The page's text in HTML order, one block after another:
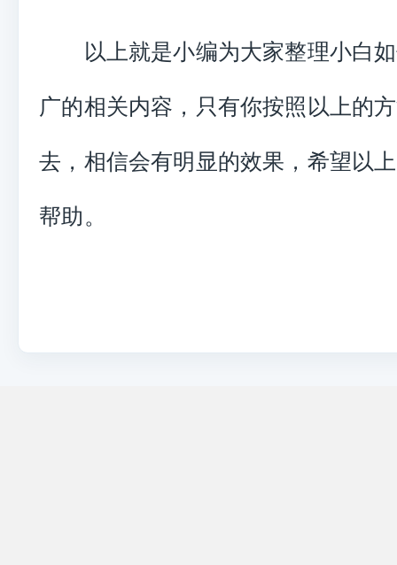
以上就是小编为大家整理小白如
广的相关内容，只有你按照以上的
去，相信会有明显的效果，希望以
帮助。